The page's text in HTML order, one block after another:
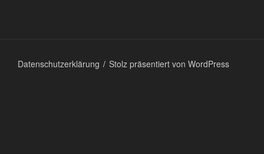
Datenschutzerklärung Stolz präsentiert von WordPress